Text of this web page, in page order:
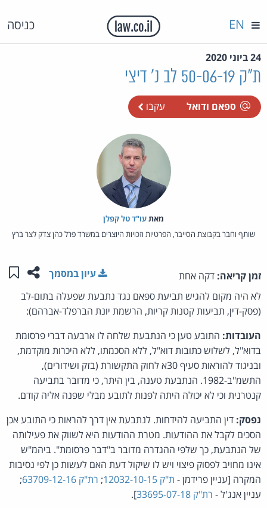
כניסה EN
24 ביוני 2020
ת"ק 50-06-19 לב נ' דיצי
ספאם ודואל עקבו
מאת‏עו"ד טל קפלן
שותף וחבר בקבוצת הסייבר, הפרטיות וזכויות היוצרים במשרד פרל כהן צדק לצר ברץ
זמן קריאה: דקה אחת שתפו
עיון במסמך
לא היה מקום להגיש תביעת ספאם נגד נתבעת שפעלה בתום-לב
(פסק-דין, תביעות קטנות קריות, הרשמת יונת הברפלד-אברהם):
העובדות: התובע טען כי הנתבעת שלחה לו ארבעה דברי פרסומת
בדוא"ל, לשלוש כתובות דוא"ל, ללא הסכמתו, ללא היכרות מוקדמת,
ובניגוד להוראות סעיף 30א לחוק התקשורת (בזק ושידורים),
התשמ"ב-1982. הנתבעת טענה, בין היתר, כי מדובר בתביעה
קנטרנית וכי לא יכולה היתה לפנות לתובע מבלי שפנה אליה קודם.
נפסק: דין התביעה להידחות. לנתבעת אין דרך להראות כי התובע אכן
הסכים לקבל את ההודעות. מטרת ההודעות היא לשווק את פעילותה
של הנתבעת, כך שלפי ההגדרה מדובר ב"דבר פרסומת". ביהמ"ש
אינו מחויב לפסוק פיצוי ויש לו שיקול דעת האם לעשות כן לפי נסיבות
המקרה [עניין פרידמן - ת"ק 12032-10-15 ; רת"ק 63709-12-16
;
עניין אנג'ל - רת"ק 33695-07-18
].